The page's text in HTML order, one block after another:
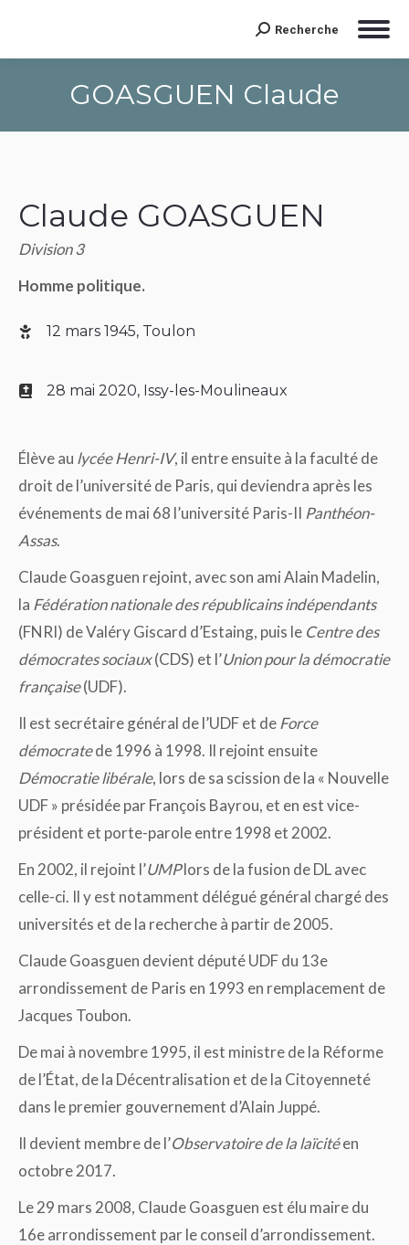
Search:
Recherche
GOASGUEN Claude
Claude GOASGUEN
Division 3
Homme politique.
12 mars 1945, Toulon
28 mai 2020, Issy-les-Moulineaux
Élève au lycée Henri-IV, il entre ensuite à la faculté de
droit de l’université de Paris, qui deviendra après les
événements de mai 68 l’université Paris-II Panthéon-
Assas.
Claude Goasguen rejoint, avec son ami Alain Madelin,
la Fédération nationale des républicains indépendants
(FNRI) de Valéry Giscard d’Estaing, puis le Centre des
démocrates sociaux(CDS) et l’Union pour la démocratie
française(UDF).
Il est secrétaire général de l’UDF et deForce
démocratede 1996 à 1998. Il rejoint ensuite
Démocratie libérale, lors de sa scission de la « Nouvelle
UDF » présidée par François Bayrou, et en est vice-
président et porte-parole entre 1998 et 2002.
En 2002, il rejoint l’UMPlors de la fusion de DL avec
celle-ci. Il y est notamment délégué général chargé des
universités et de la recherche à partir de 2005.
Claude Goasguen devient député UDF du 13e
arrondissement de Paris en 1993 en remplacement de
Jacques Toubon.
De mai à novembre 1995, il est ministre de la Réforme
de l’État, de la Décentralisation et de la Citoyenneté
dans le premier gouvernement d’Alain Juppé.
Il devient membre de l’Observatoire de la laïcitéen
octobre 2017.
Le 29 mars 2008, Claude Goasguen est élu maire du
16e arrondissement par le conseil d’arrondissement.